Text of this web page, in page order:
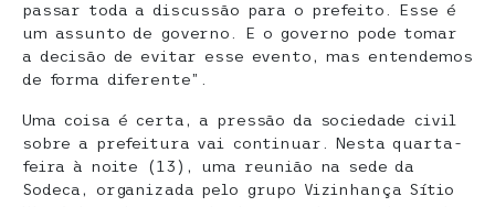
passar toda a discussão para o prefeito. Esse é
um assunto de governo. E o governo pode tomar
a decisão de evitar esse evento, mas entendemos
de forma diferente”.
Uma coisa é certa, a pressão da sociedade civil
sobre a prefeitura vai continuar. Nesta quarta-
feira à noite (13), uma reunião na sede da
Sodeca, organizada pelo grupo Vizinhança Sítio